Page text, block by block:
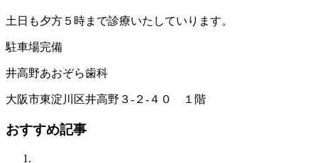
土日も夕方５時まで診療いたしていります。
駐車場完備
井高野あおぞら歯科
大阪市東淀川区井高野３-２-４０ １階
おすすめ記事